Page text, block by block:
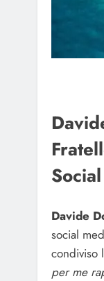
Davide
social
condiviso
per me